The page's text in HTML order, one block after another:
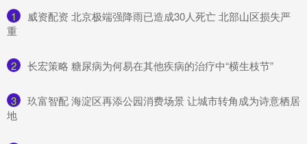
1
​威资配资 北京极端强降雨已造成30人死亡 北部山区损失严
重
2 ​长宏策略 糖尿病为何易在其他疾病的治疗中“横生枝节”
3
​玖富智配 海淀区再添公园消费场景 让城市转角成为诗意栖居
地